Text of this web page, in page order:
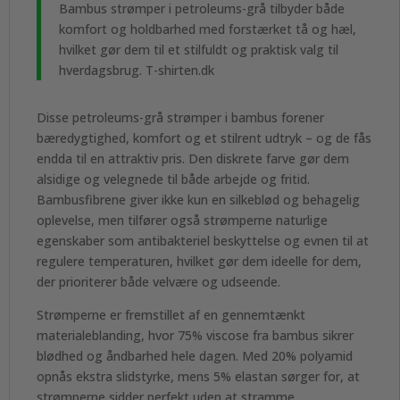
Bambus strømper i petroleums-grå tilbyder både
komfort og holdbarhed med forstærket tå og hæl,
hvilket gør dem til et stilfuldt og praktisk valg til
hverdagsbrug. T-shirten.dk
Disse petroleums-grå strømper i bambus forener
bæredygtighed, komfort og et stilrent udtryk – og de fås
endda til en attraktiv pris. Den diskrete farve gør dem
alsidige og velegnede til både arbejde og fritid.
Bambusfibrene giver ikke kun en silkeblød og behagelig
oplevelse, men tilfører også strømperne naturlige
egenskaber som antibakteriel beskyttelse og evnen til at
regulere temperaturen, hvilket gør dem ideelle for dem,
der prioriterer både velvære og udseende.
Strømperne er fremstillet af en gennemtænkt
materialeblanding, hvor 75% viscose fra bambus sikrer
blødhed og åndbarhed hele dagen. Med 20% polyamid
opnås ekstra slidstyrke, mens 5% elastan sørger for, at